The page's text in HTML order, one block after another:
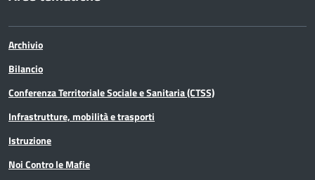
Archivio
Bilancio
Conferenza Territoriale Sociale e Sanitaria (CTSS)
Infrastrutture, mobilità e trasporti
Istruzione
Noi Contro le Mafie